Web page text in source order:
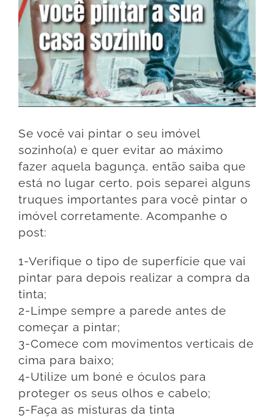
Se você vai pintar o seu imóvel
sozinho(a) e quer evitar ao máximo
fazer aquela bagunça, então saiba que
está no lugar certo, pois separei alguns
truques importantes para você pintar o
imóvel corretamente. Acompanhe o
post:
1-Verifique o tipo de superfície que vai
pintar para depois realizar a compra da
tinta;
2-Limpe sempre a parede antes de
começar a pintar;
3-Comece com movimentos verticais de
cima para baixo;
4-Utilize um boné e óculos para
proteger os seus olhos e cabelo;
5-Faça as misturas da tinta